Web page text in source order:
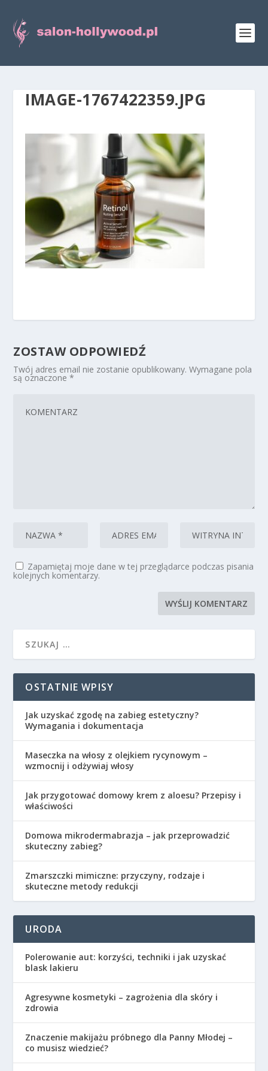
IMAGE-1767422359.JPG
ZOSTAW ODPOWIEDŹ
Twój adres email nie zostanie opublikowany. Wymagane pola
są oznaczone*
Zapamiętaj moje dane w tej przeglądarce podczas pisania
kolejnych komentarzy.
OSTATNIE WPISY
Jak uzyskać zgodę na zabieg estetyczny?
Wymagania i dokumentacja
Maseczka na włosy z olejkiem rycynowym –
wzmocnij i odżywiaj włosy
Jak przygotować domowy krem z aloesu? Przepisy i
właściwości
Domowa mikrodermabrazja – jak przeprowadzić
skuteczny zabieg?
Zmarszczki mimiczne: przyczyny, rodzaje i
skuteczne metody redukcji
URODA
Polerowanie aut: korzyści, techniki i jak uzyskać
blask lakieru
Agresywne kosmetyki – zagrożenia dla skóry i
zdrowia
Znaczenie makijażu próbnego dla Panny Młodej –
co musisz wiedzieć?